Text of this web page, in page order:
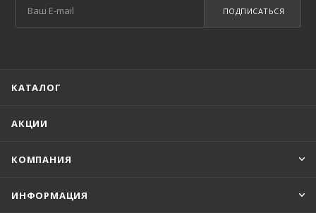
ПОДПИСАТЬСЯ
КАТАЛОГ
АКЦИИ
КОМПАНИЯ
ИНФОРМАЦИЯ